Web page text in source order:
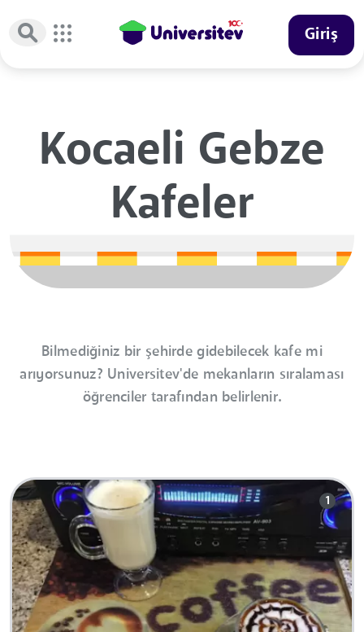
Giriş
Kocaeli Gebze
Kafeler
Bilmediğiniz bir şehirde gidebilecek kafe mi
arıyorsunuz? Universitev'de mekanların sıralaması
öğrenciler tarafından belirlenir.
1